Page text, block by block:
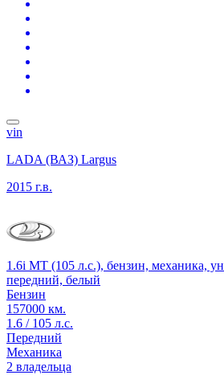
vin
LADA (ВАЗ) Largus
2015 г.в.
1.6i MT (105 л.с.), бензин, механика,
передний, белый
Бензин
157000 км.
1.6 / 105 л.с.
Передний
Механика
2 владельца